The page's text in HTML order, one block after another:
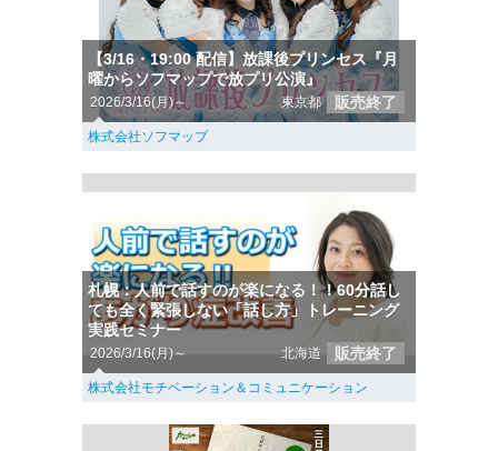
【3/16・19:00 配信】放課後プリンセス『月
曜からソフマップで放プリ公演』
2026/3/16(月)～ 東京都 販売終了
株式会社ソフマップ
札幌：人前で話すのが楽になる！！60分話し
ても全く緊張しない「話し方」トレーニング
実践セミナー
2026/3/16(月)～ 北海道 販売終了
株式会社モチベーション＆コミュニケーション